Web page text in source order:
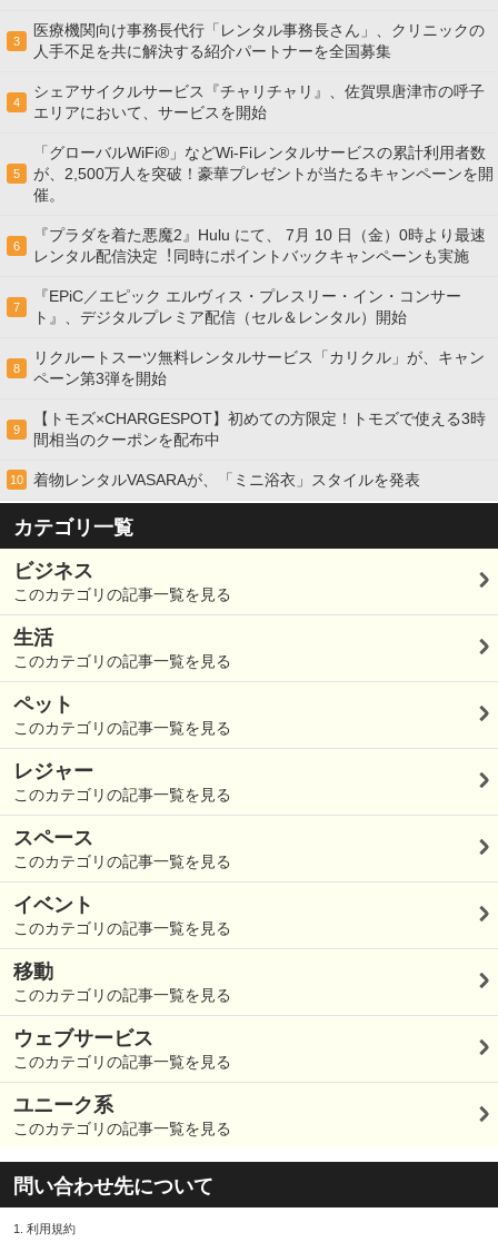
3
医療機関向け事務長代行「レンタル事務長さん」、クリニックの
人手不足を共に解決する紹介パートナーを全国募集
4
シェアサイクルサービス『チャリチャリ』、佐賀県唐津市の呼子
エリアにおいて、サービスを開始
5
「グローバルWiFi®」などWi-Fiレンタルサービスの累計利用者数
が、2,500万人を突破！豪華プレゼントが当たるキャンペーンを開
催。
6
『プラダを着た悪魔2』Hulu にて、 7⽉ 10 ⽇（金）0時より最速
レンタル配信決定︕同時にポイントバックキャンペーンも実施
7
『EPiC／エピック エルヴィス・プレスリー・イン・コンサー
ト』、デジタルプレミア配信（セル＆レンタル）開始
8
リクルートスーツ無料レンタルサービス「カリクル」が、キャン
ペーン第3弾を開始
9
【トモズ×CHARGESPOT】初めての方限定！トモズで使える3時
間相当のクーポンを配布中
10 着物レンタルVASARAが、「ミニ浴衣」スタイルを発表
カテゴリ一覧
ビジネス
このカテゴリの記事一覧を見る
生活
このカテゴリの記事一覧を見る
ペット
このカテゴリの記事一覧を見る
レジャー
このカテゴリの記事一覧を見る
スペース
このカテゴリの記事一覧を見る
イベント
このカテゴリの記事一覧を見る
移動
このカテゴリの記事一覧を見る
ウェブサービス
このカテゴリの記事一覧を見る
ユニーク系
このカテゴリの記事一覧を見る
問い合わせ先について
1. 利用規約